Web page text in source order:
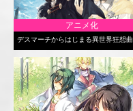
アニメ化
デスマーチからはじまる異世界狂想曲